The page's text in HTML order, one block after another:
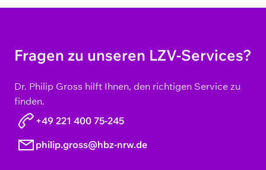
Fragen zu unseren LZV-Services?
Dr. Philip Gross hilft Ihnen, den richtigen Service zu
finden.
+49 221 400 75-245
philip.gross@hbz-nrw.de